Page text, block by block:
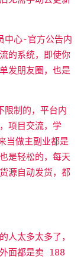
中心-官方公告内
的系统，即使你
发朋友圈，也是
限制的，平台内
项目交流，学
当做主副业都是
是轻松的，每天
源自动发货，都
人太多太多了，
面都是卖 188